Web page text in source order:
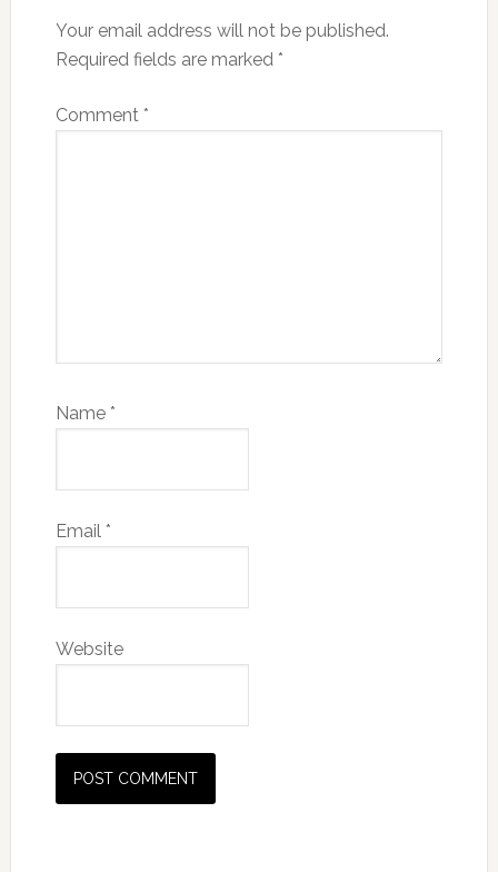
Your email address will not be published.
Required fields are marked *
Comment *
Name *
Email *
Website